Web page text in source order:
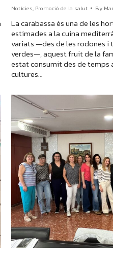
Notícies, Promoció de la salut By
La carabassa és una de les
estimades a la cuina
variats —des de les rodones i
verdes—, aquest fruit de la
estat consumit des de temps
cultures…